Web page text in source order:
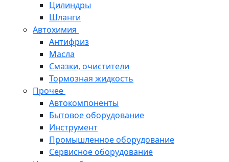
Цилиндры
Шланги
Автохимия
Антифриз
Масла
Смазки, очистители
Тормозная жидкость
Прочее
Автокомпоненты
Бытовое оборудование
Инструмент
Промышленное оборудование
Сервисное оборудование